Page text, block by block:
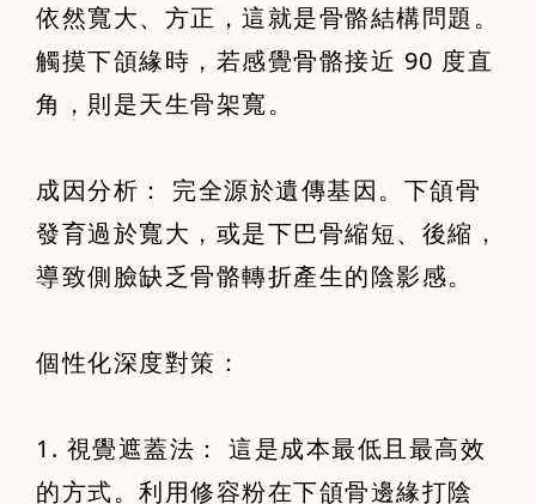
依然寬大、方正，這就是骨骼結構問題。
觸摸下頜緣時，若感覺骨骼接近 90 度直
角，則是天生骨架寬。
成因分析： 完全源於遺傳基因。下頜骨
發育過於寬大，或是下巴骨縮短、後縮，
導致側臉缺乏骨骼轉折產生的陰影感。
個性化深度對策：
1. 視覺遮蓋法： 這是成本最低且最高效
的方式。利用修容粉在下頜骨邊緣打陰